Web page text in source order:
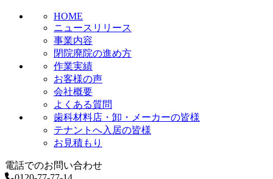
HOME
ニュースリリース
事業内容
閉院廃院の進め方
作業実績
お客様の声
会社概要
よくある質問
歯科材料店・卸・メーカーの皆様
テナントへ入居の皆様
お見積もり
電話でのお問い合わせ